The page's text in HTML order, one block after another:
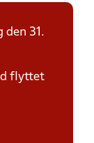
den 31.
flyttet